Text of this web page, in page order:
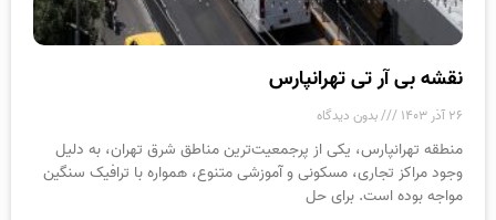
نقشه بی آر تی تهرانپارس
۲۶ آذر ۱۴۰۳ بدون دیدگاه
منطقه تهرانپارس، یکی از پرجمعیت‌ترین مناطق شرق تهران، به دلیل
وجود مراکز تجاری، مسکونی و آموزشی متنوع، همواره با ترافیک سنگین
مواجه بوده است. برای حل